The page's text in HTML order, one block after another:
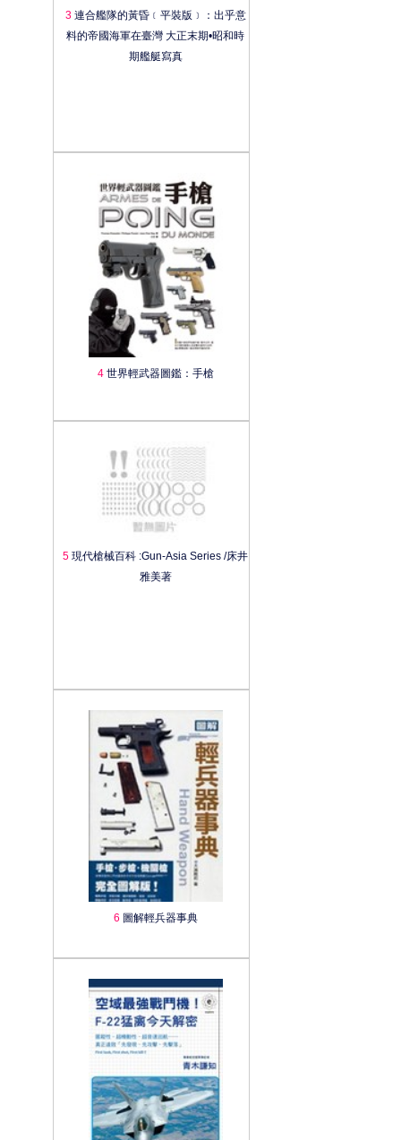
3連合艦隊的黃昏﹝平裝版﹞：出乎意
料的帝國海軍在臺灣 大正末期•昭和時
期艦艇寫真
4世界輕武器圖鑑：手槍
5 現代槍械百科 :Gun-Asia Series /床井
雅美著
6 圖解輕兵器事典